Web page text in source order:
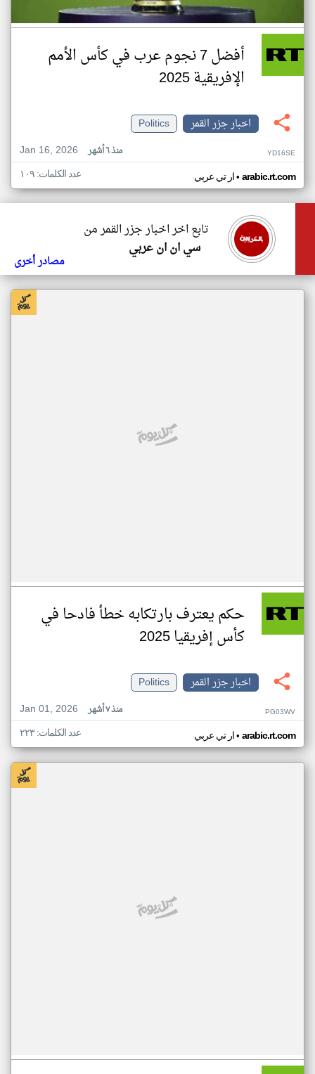
أفضل 7 نجوم عرب في كأس الأمم
الإفريقية 2025
اخبار جزر القمر
Politics
Jan 16, 2026
منذ ٦ أشهر YD16SE
ار تي عربي• arabic.rt.com عدد الكلمات: ١٠٩
تابع اخر اخبار جزر القمر من
سي ان ان عربي
مصادر أخرى
حكم يعترف بارتكابه خطأ فادحا في
كأس إفريقيا 2025
اخبار جزر القمر
Politics
Jan 01, 2026
منذ ٧ أشهر PG03WV
ار تي عربي• arabic.rt.com عدد الكلمات: ٢٢٣